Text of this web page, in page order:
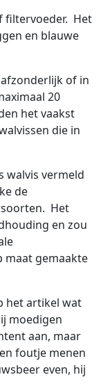
filtervoeder. Het
en blauwe
afzonderlijk of in
20
het vaakst
die in
walvis vermeld
de
Het
en zou
maat gemaakte
het artikel wat
moedigen
aan, maar
foutje menen
even, hij